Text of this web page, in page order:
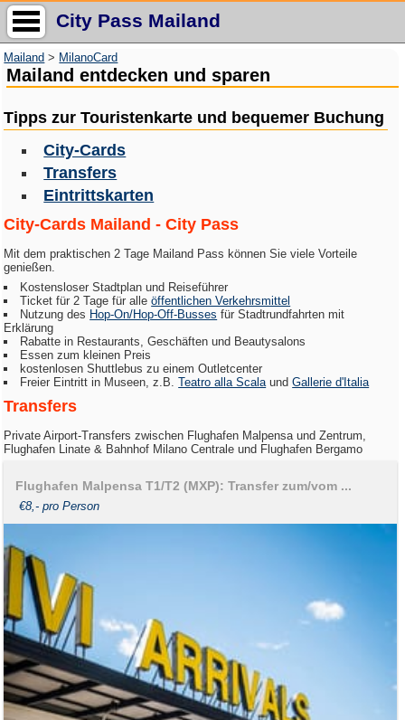
City Pass Mailand
Mailand > MilanoCard
Mailand entdecken und sparen
Tipps zurTouristenkarte und bequemer Buchung
City-Cards
Transfers
Eintrittskarten
City-Cards Mailand -City Pass
Mit dem praktischen 2 Tage Mailand Pass können Sie viele Vorteile
genießen.
Kostensloser Stadtplan und Reiseführer
Ticket für 2 Tage für alleöffentlichen Verkehrsmittel
Nutzung des Hop-On/Hop-Off-Busses für Stadtrundfahrten mit
Erklärung
Rabatte in Restaurants, Geschäften und Beautysalons
Essen zum kleinen Preis
kostenlosen Shuttlebus zu einem Outletcenter
Freier Eintritt in Museen, z.B.Teatro alla Scala undGallerie d'Italia
Transfers
Private Airport-Transfers zwischen Flughafen Malpensa und Zentrum,
Flughafen Linate & Bahnhof Milano Centrale und Flughafen Bergamo
Flughafen Malpensa T1/T2 (MXP): Transfer zum/vom ...
€8,- pro Person